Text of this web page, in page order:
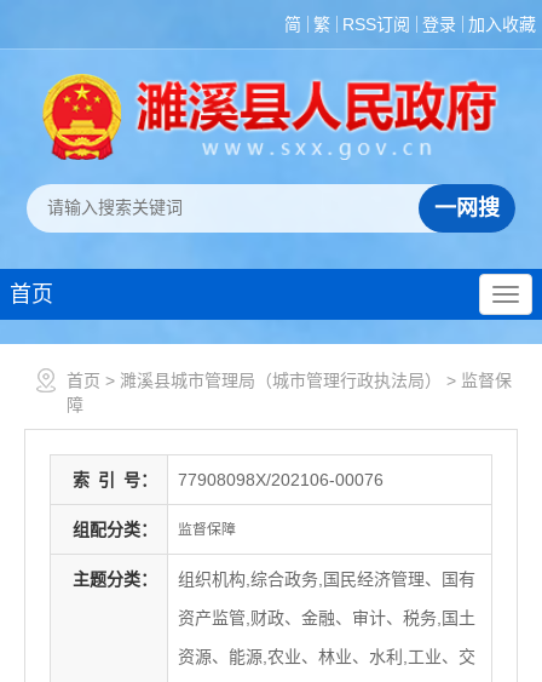
简 繁 RSS订阅 登录 加入收藏
首页
首页 > 濉溪县城市管理局（城市管理行政执法局） > 监督保
障
索 引 号： 77908098X/202106-00076
组配分类： 监督保障
主题分类：
组织机构,综合政务,国民经济管理、国有
资产监管,财政、金融、审计、税务,国土
资源、能源,农业、林业、水利,工业、交